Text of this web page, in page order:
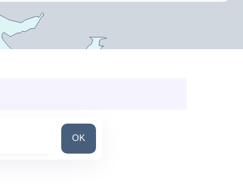
Cerca un paese
OK